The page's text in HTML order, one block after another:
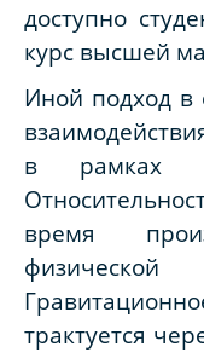
доступно
курс высшей
Иной подход в
в рамках
время
трактуется